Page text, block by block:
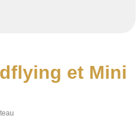
et Mini